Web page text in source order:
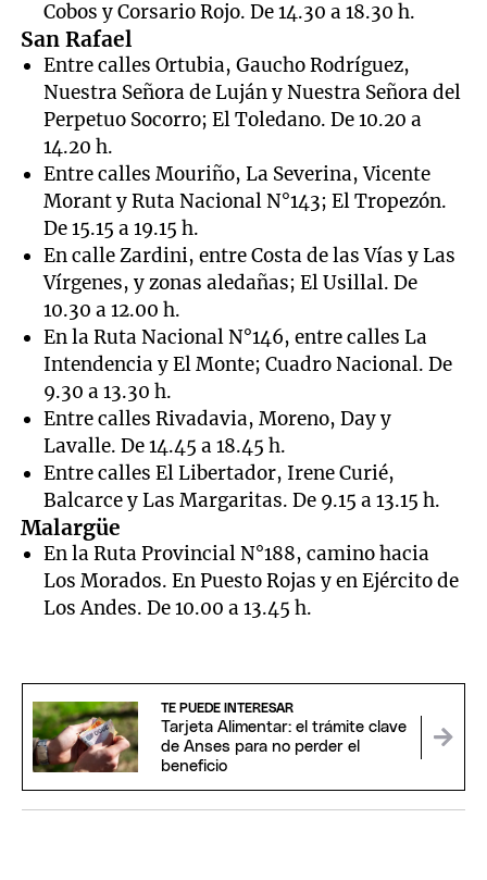
Cobos y Corsario Rojo. De 14.30 a 18.30 h.
San Rafael
Entre calles Ortubia, Gaucho Rodríguez,
Nuestra Señora de Luján y Nuestra Señora del
Perpetuo Socorro; El Toledano. De 10.20 a
14.20 h.
Entre calles Mouriño, La Severina, Vicente
Morant y Ruta Nacional N°143; El Tropezón.
De 15.15 a 19.15 h.
En calle Zardini, entre Costa de las Vías y Las
Vírgenes, y zonas aledañas; El Usillal. De
10.30 a 12.00 h.
En la Ruta Nacional N°146, entre calles La
Intendencia y El Monte; Cuadro Nacional. De
9.30 a 13.30 h.
Entre calles Rivadavia, Moreno, Day y
Lavalle. De 14.45 a 18.45 h.
Entre calles El Libertador, Irene Curié,
Balcarce y Las Margaritas. De 9.15 a 13.15 h.
Malargüe
En la Ruta Provincial N°188, camino hacia
Los Morados. En Puesto Rojas y en Ejército de
Los Andes. De 10.00 a 13.45 h.
TE PUEDE INTERESAR
Tarjeta Alimentar: el trámite clave
de Anses para no perder el
beneficio